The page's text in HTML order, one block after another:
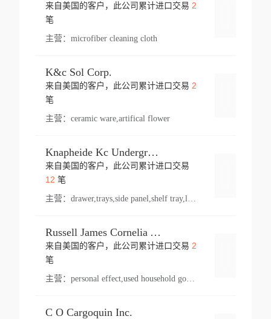
来自美国的客户，此公司累计进口交易 2
笔
主营： microfiber cleaning cloth
K&c Sol Corp.
来自美国的客户，此公司累计进口交易 2
笔
主营： ceramic ware,artifical flower
Knapheide Kc Underground
来自美国的客户，此公司累计进口交易
12 笔
主营：
Russell James Cornelia Arlington Va
来自美国的客户，此公司累计进口交易 2
笔
主营： personal effect,used household goods
C O Cargoquin Inc.